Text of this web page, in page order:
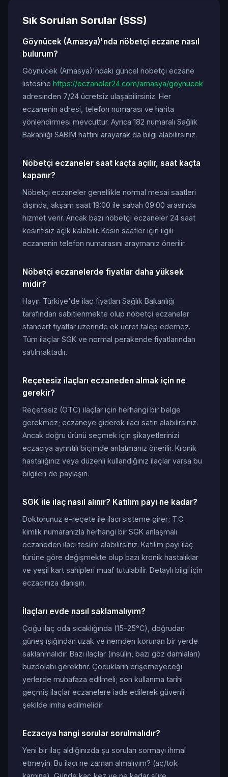
Sık Sorulan Sorular (SSS)
Göynücek (Amasya)'nda nöbetçi eczane nasıl
bulurum?
Göynücek (Amasya)'ndaki güncel nöbetçi eczane
listesine https://eczaneler24.com/amasya/goynucek
adresinden 7/24 ücretsiz ulaşabilirsiniz. Her
eczanenin adresi, telefon numarası ve harita
yönlendirmesi mevcuttur. Ayrıca 182 numaralı Sağlık
Bakanlığı SABİM hattını arayarak da bilgi alabilirsiniz.
Nöbetçi eczaneler saat kaçta açılır, saat kaçta
kapanır?
Nöbetçi eczaneler genellikle normal mesai saatleri
dışında, akşam saat 19:00 ile sabah 09:00 arasında
hizmet verir. Ancak bazı nöbetçi eczaneler 24 saat
kesintisiz açık kalabilir. Kesin saatler için ilgili
eczanenin telefon numarasını araymanız önerilir.
Nöbetçi eczanelerde fiyatlar daha yüksek
midir?
Hayır. Türkiye'de ilaç fiyatları Sağlık Bakanlığı
tarafından sabitlenmekte olup nöbetçi eczaneler
standart fiyatlar üzerinde ek ücret talep edemez.
Tüm ilaçlar SGK ve normal perakende fiyatlarından
satılmaktadır.
Reçetesiz ilaçları eczaneden almak için ne
gerekir?
Reçetesiz (OTC) ilaçlar için herhangi bir belge
gerekmez; eczaneye giderek ilacı satın alabilirsiniz.
Ancak doğru ürünü seçmek için şikayetlerinizi
eczacıya ayrıntılı biçimde anlatmanız önerilir. Kronik
hastalığınız veya düzenli kullandığınız ilaçlar varsa bu
bilgileri de paylaşın.
SGK ile ilaç nasıl alınır? Katılım payı ne kadar?
Doktorunuz e-reçete ile ilacı sisteme girer; T.C.
kimlik numaranızla herhangi bir SGK anlaşmalı
eczaneden ilacı teslim alabilirsiniz. Katılım payı ilaç
türüne göre değişmekte olup bazı kronik hastalıklar
ve yeşil kart sahipleri muaf tutulabilir. Detaylı bilgi için
eczacınıza danışın.
İlaçları evde nasıl saklamalıyım?
Çoğu ilaç oda sıcaklığında (15–25°C), doğrudan
güneş ışığından uzak ve nemden korunan bir yerde
saklanmalıdır. Bazı ilaçlar (insülin, bazı göz damlaları)
buzdolabı gerektirir. Çocukların erişemeyeceği
yerlerde muhafaza edilmeli; son kullanma tarihi
geçmiş ilaçlar eczanelere iade edilerek güvenli
şekilde imha edilmelidir.
Eczacıya hangi sorular sorulmalıdır?
Yeni bir ilaç aldığınızda şu soruları sormayı ihmal
etmeyin: Bu ilacı ne zaman almalıyım? (aç/tok